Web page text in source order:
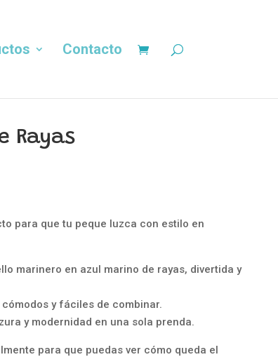
Contacto
Rayas
para que tu peque luzca con estilo en
marinero en azul marino de rayas, divertida y
y fáciles de combinar.
y modernidad en una sola prenda.
para que puedas ver cómo queda el